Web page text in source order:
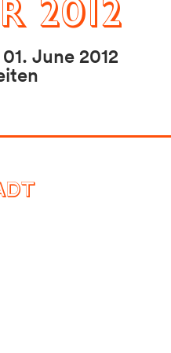
2012
June 2012